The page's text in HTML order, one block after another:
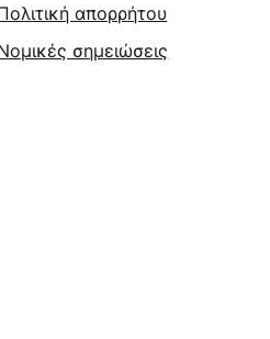
απορρήτου
σημειώσεις